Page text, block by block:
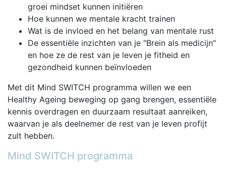
groei mindset kunnen initiëren
Hoe kunnen we mentale kracht trainen
Wat is de invloed en het belang van mentale rust
De essentiële inzichten van je "Brein als medicijn"
en hoe ze de rest van je leven je fitheid en
gezondheid kunnen beïnvloeden
Met dit Mind SWITCH programma willen we een
Healthy Ageing beweging op gang brengen, essentiële
kennis overdragen en duurzaam resultaat aanreiken,
waarvan je als deelnemer de rest van je leven profijt
zult hebben.
Mind SWITCH programma